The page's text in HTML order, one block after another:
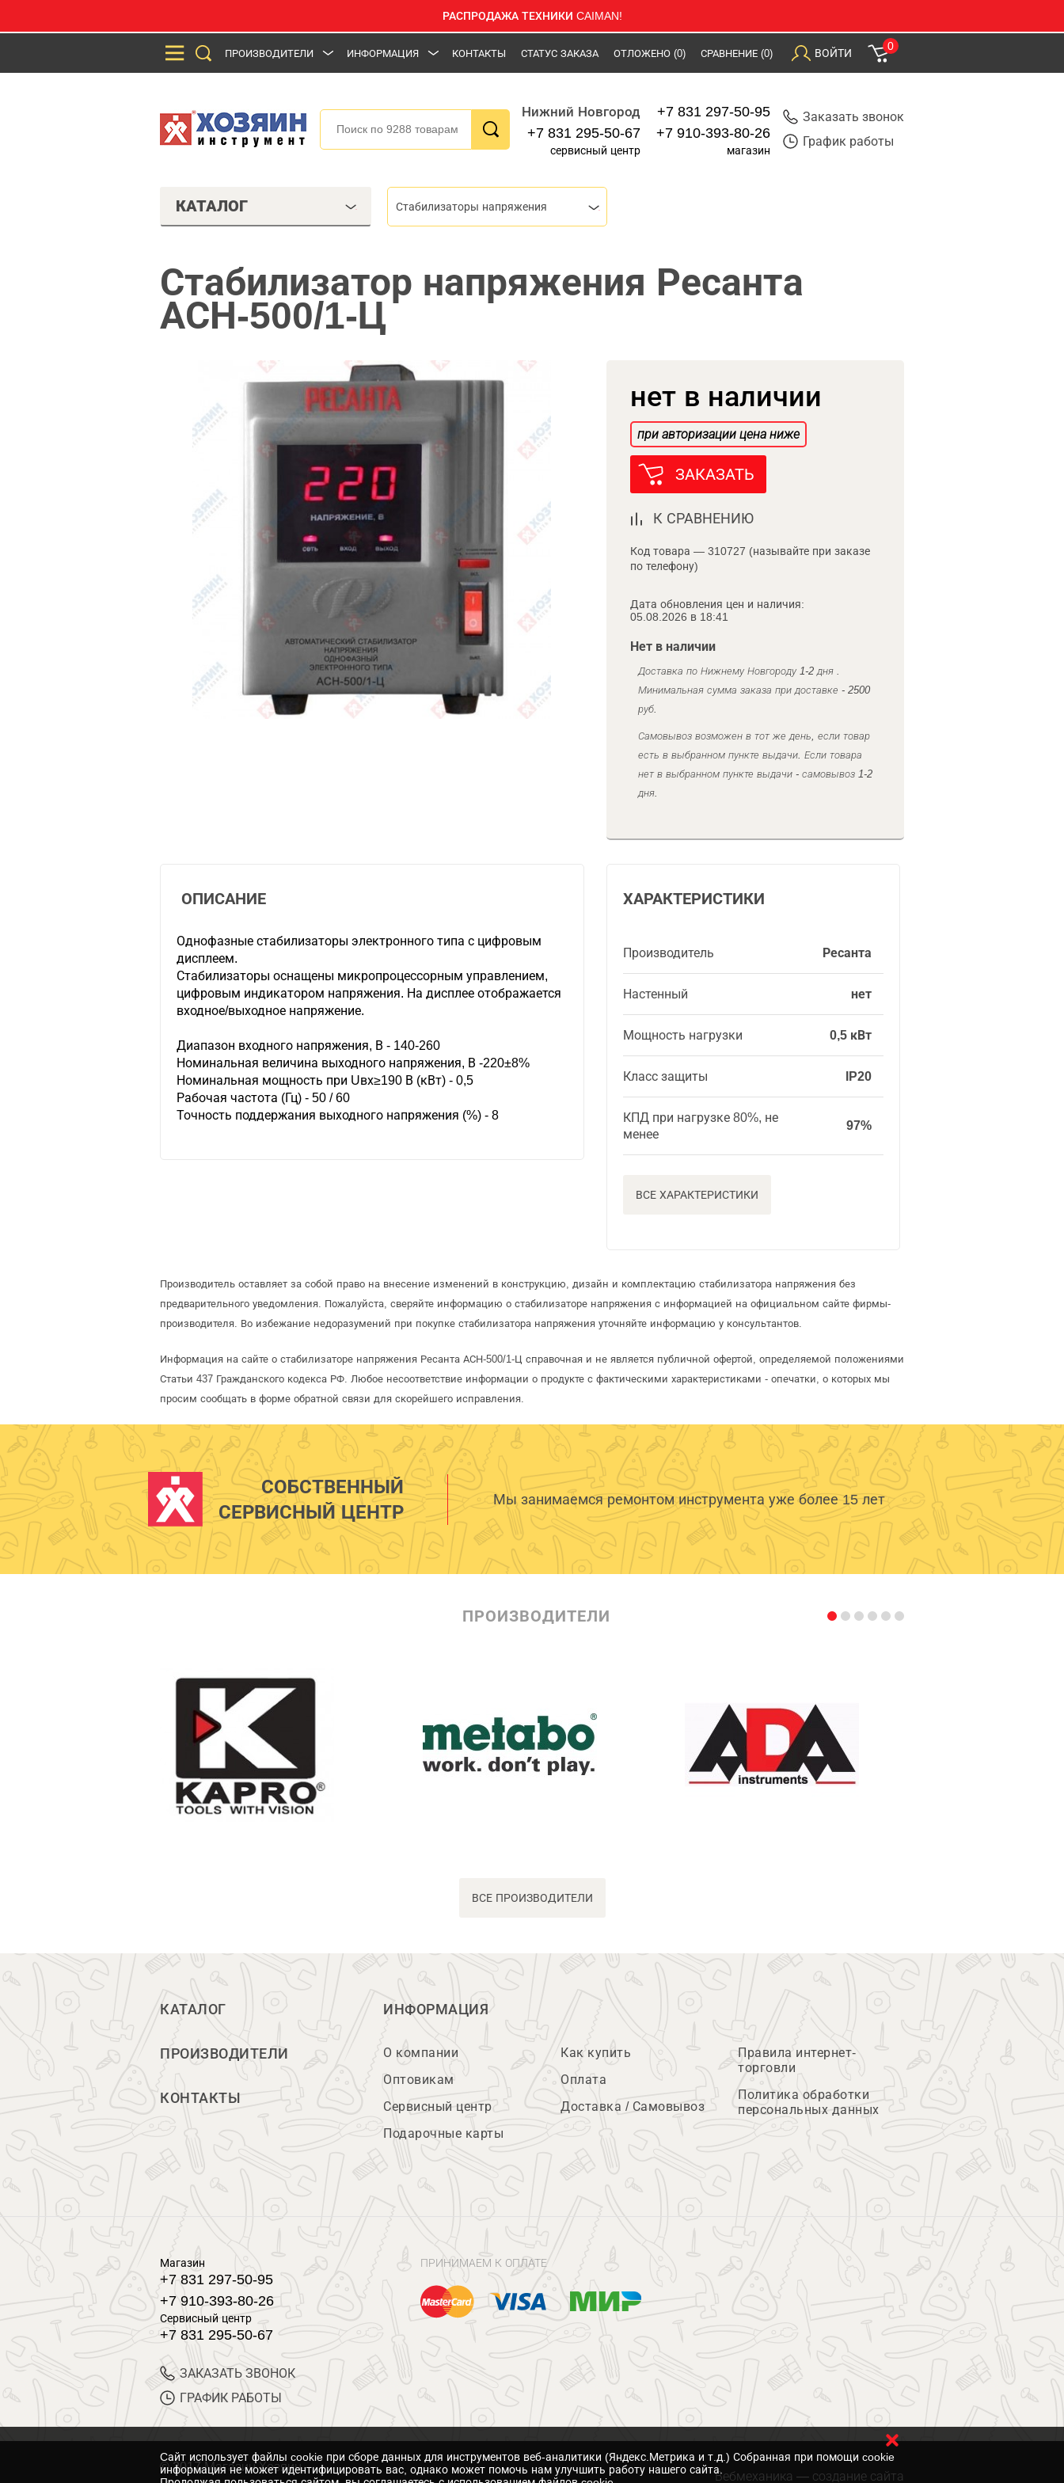
РАСПРОДАЖА ТЕХНИКИ CAIMAN!
ПРОИЗВОДИТЕЛИ ИНФОРМАЦИЯ КОНТАКТЫ СТАТУС ЗАКАЗА ОТЛОЖЕНО (0) СРАВНЕНИЕ (0) ВОЙТИ
0
Нижний Новгород
+7 831 295-50-67
сервисный центр
+7 831 297-50-95
+7 910-393-80-26
магазин
Заказать звонок
График работы
КАТАЛОГ Стабилизаторы напряжения
Стабилизатор напряжения Ресанта
АСН-500/1-Ц
нет в наличии
при авторизации цена ниже
ЗАКАЗАТЬ
К СРАВНЕНИЮ
Код товара — 310727 (называйте при заказе
по телефону)
Дата обновления цен и наличия:
05.08.2026 в 18:41
Нет в наличии
Доставка по Нижнему Новгороду 1-2 дня .
Минимальная сумма заказа при доставке - 2500
руб.
Самовывоз возможен в тот же день, если товар
есть в выбранном пункте выдачи. Если товара
нет в выбранном пункте выдачи - самовывоз 1-2
дня.
ХАРАКТЕРИСТИКИ
Производитель Ресанта
Настенный нет
Мощность нагрузки 0,5 кВт
Класс защиты IP20
КПД при нагрузке 80%, не
менее
97%
ВСЕ ХАРАКТЕРИСТИКИ
ОПИСАНИЕ
Однофазные стабилизаторы электронного типа с цифровым
дисплеем.
Стабилизаторы оснащены микропроцессорным управлением,
цифровым индикатором напряжения. На дисплее отображается
входное/выходное напряжение.
Диапазон входного напряжения, В - 140-260
Номинальная величина выходного напряжения, В -220±8%
Номинальная мощность при Uвх≥190 В (кВт) - 0,5
Рабочая частота (Гц) - 50 / 60
Точность поддержания выходного напряжения (%) - 8
Производитель оставляет за собой право на внесение изменений в конструкцию, дизайн и комплектацию стабилизатора напряжения без
предварительного уведомления. Пожалуйста, сверяйте информацию о стабилизаторе напряжения с информацией на официальном сайте фирмы-
производителя. Во избежание недоразумений при покупке стабилизатора напряжения уточняйте информацию у консультантов.
Информация на сайте о стабилизаторе напряжения Ресанта АСН-500/1-Ц справочная и не является публичной офертой, определяемой положениями
Статьи 437 Гражданского кодекса РФ. Любое несоответствие информации о продукте с фактическими характеристиками - опечатки, о которых мы
просим сообщать в форме обратной связи для скорейшего исправления.
СОБСТВЕННЫЙ
СЕРВИСНЫЙ ЦЕНТР
Мы занимаемся ремонтом инструмента уже более 15 лет
ПРОИЗВОДИТЕЛИ
ВСЕ ПРОИЗВОДИТЕЛИ
КАТАЛОГ
ПРОИЗВОДИТЕЛИ
КОНТАКТЫ
ИНФОРМАЦИЯ
О компании
Оптовикам
Сервисный центр
Подарочные карты
Как купить
Оплата
Доставка / Самовывоз
Правила интернет-
торговли
Политика обработки
персональных данных
Магазин
+7 831 297-50-95
+7 910-393-80-26
Сервисный центр
+7 831 295-50-67
ЗАКАЗАТЬ ЗВОНОК
ГРАФИК РАБОТЫ
ПРИНИМАЕМ К ОПЛАТЕ
© 2017 Магазин Хозяин
Вебмеханика — создание сайта
Cайт использует файлы cookie при сборе данных для инструментов веб-аналитики (Яндекс.Метрика и т.д.) Собранная при помощи cookie
информация не может идентифицировать вас, однако может помочь нам улучшить работу нашего сайта.